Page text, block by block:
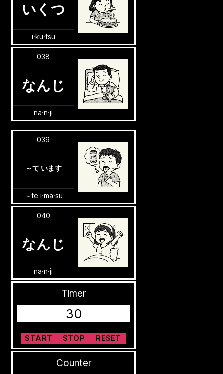
いくつ
i·ku·tsu
038
なんじ
na·n·ji
039
～て います
～te i·ma·su
040
なんじ
na·n·ji
Timer
30
START STOP RESET
Counter